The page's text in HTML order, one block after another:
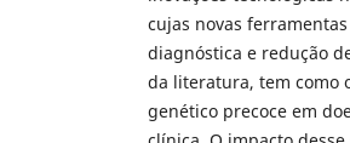
cujas novas
diagnóstica e redução
da literatura, tem como
genético precoce em